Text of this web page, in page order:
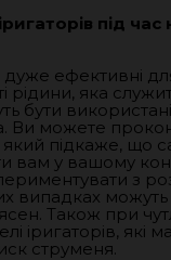
під час
ефективні
рідини, яка
бути
Ви можете
який підкаже, що
вам у вашому
з
випадках
Також при
іригаторів, які
струменя.